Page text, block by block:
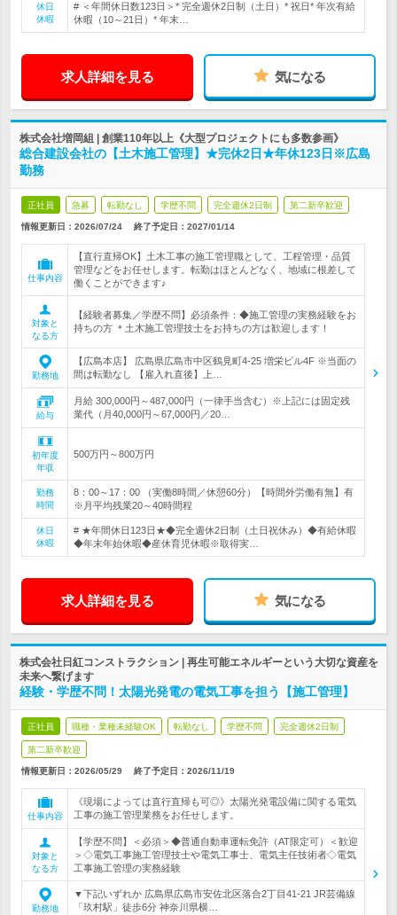
休日
休暇
# ＜年間休日数123日＞* 完全週休2日制（土日）* 祝日* 年次有給
休暇（10～21日）* 年末…
求人詳細を見る 気になる
株式会社増岡組 | 創業110年以上《大型プロジェクトにも多数参画》
総合建設会社の【土木施工管理】★完休2日★年休123日※広島
勤務
正社員 急募 転勤なし 学歴不問 完全週休2日制 第二新卒歓迎
情報更新日：2026/07/24 終了予定日： 2027/01/14
仕事内容
【直行直帰OK】土木工事の施工管理職として、工程管理・品質
管理などをお任せします。転勤はほとんどなく、地域に根差して
働くことができます♪
対象と
なる方
【経験者募集／学歴不問】必須条件：◆施工管理の実務経験をお
持ちの方 ＊土木施工管理技士をお持ちの方は歓迎します！
勤務地
【広島本店】 広島県広島市中区鶴見町4-25 増栄ビル4F ※当面の
間は転勤なし 【雇入れ直後】上…
給与
月給 300,000円～487,000円（一律手当含む）※上記には固定残
業代（月40,000円～67,000円／20…
初年度
年収
500万円～800万円
勤務
時間
8：00～17：00 （実働8時間／休憩60分）【時間外労働有無】有
※月平均残業20～40時間程
休日
休暇
# ★年間休日123日★◆完全週休2日制（土日祝休み）◆有給休暇
◆年末年始休暇◆産休育児休暇※取得実…
求人詳細を見る 気になる
株式会社日紅コンストラクション | 再生可能エネルギーという大切な資産を
未来へ繋げます
経験・学歴不問！太陽光発電の電気工事を担う【施工管理】
正社員 職種・業種未経験OK 転勤なし 学歴不問 完全週休2日制
第二新卒歓迎
情報更新日：2026/05/29 終了予定日： 2026/11/19
仕事内容
《現場によっては直行直帰も可◎》太陽光発電設備に関する電気
工事の施工管理業務をお任せします。
対象と
なる方
【学歴不問】＜必須＞◆普通自動車運転免許（AT限定可）＜歓迎
＞◇電気工事施工管理技士や電気工事士、電気主任技術者◇電気
工事施工管理の実務経験
勤務地
▼下記いずれか 広島県広島市安佐北区落合2丁目41-21 JR芸備線
「玖村駅」徒歩6分 神奈川県横…